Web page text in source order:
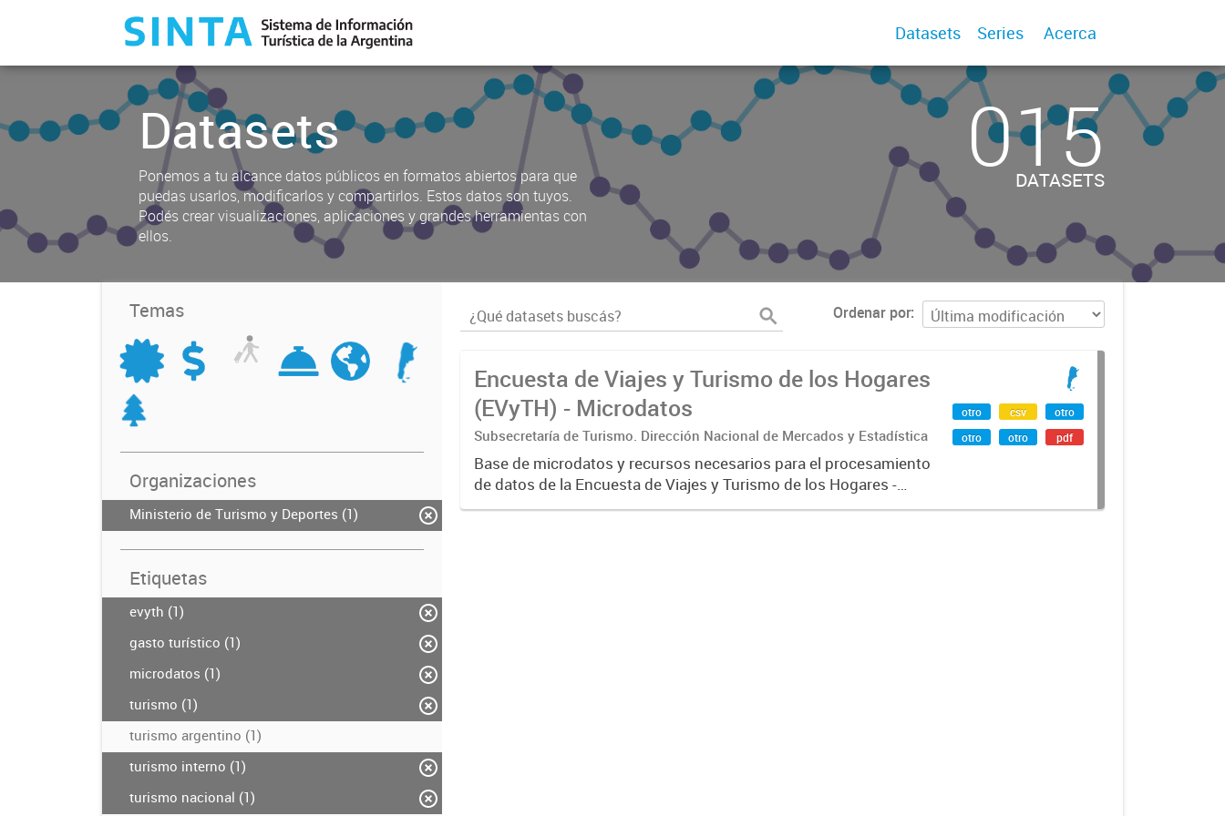
Datasets Series Acerca
Datasets
Ponemos a tu alcance datos públicos en formatos abiertos para que
puedas usarlos, modificarlos y compartirlos. Estos datos son tuyos.
Podés crear visualizaciones, aplicaciones y grandes herramientas con
ellos.
015
DATASETS
Temas
Organizaciones
Ministerio de Turismo y Deportes (1)
Etiquetas
evyth (1)
gasto turístico (1)
microdatos (1)
turismo (1)
turismo argentino (1)
turismo interno (1)
turismo nacional (1)
Ordenar por
Encuesta de Viajes y Turismo de los Hogares
(EVyTH) - Microdatos
Subsecretaría de Turismo. Dirección Nacional de Mercados y Estadística
Base de microdatos y recursos necesarios para el procesamiento
de datos de la Encuesta de Viajes y Turismo de los Hogares -
EVyTH- (Subsecretaría de Turismo).
otro csv
otro
otro
otro pdf